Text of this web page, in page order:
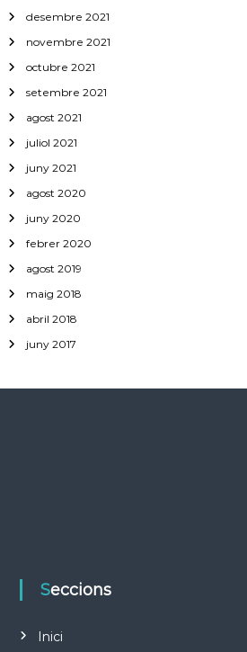
desembre 2021
novembre 2021
octubre 2021
setembre 2021
agost 2021
juliol 2021
juny 2021
agost 2020
juny 2020
febrer 2020
agost 2019
maig 2018
abril 2018
juny 2017
Seccions
Inici